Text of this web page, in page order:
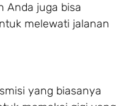
Anda juga bisa
melewati jalanan
yang biasanya